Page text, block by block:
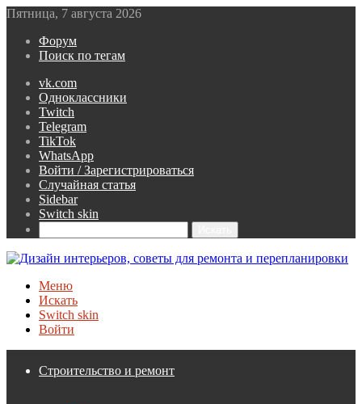
Пятница, 7 августа 2026
Форум
Поиск по тегам
vk.com
Одноклассники
Twitch
Telegram
TikTok
WhatsApp
Войти / Зарегистрироваться
Случайная статья
Sidebar
Switch skin
Меню
Искать
Switch skin
Войти
Строительство и ремонт